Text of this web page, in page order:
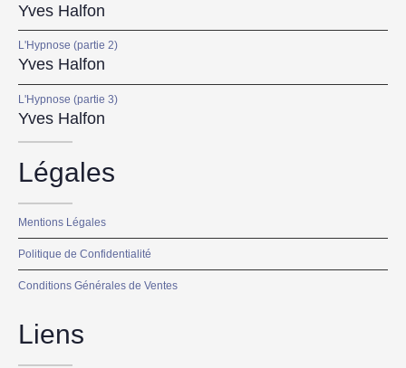
Yves Halfon
L'Hypnose (partie 2)
Yves Halfon
L'Hypnose (partie 3)
Yves Halfon
Légales
Mentions Légales
Politique de Confidentialité
Conditions Générales de Ventes
Liens